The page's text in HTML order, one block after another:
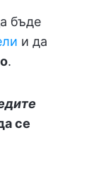
бъде
и да
.
се